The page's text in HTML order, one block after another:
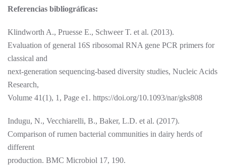
Referencias bibliográficas:
Klindworth A., Pruesse E., Schweer T. et al. (2013).
Evaluation of general 16S ribosomal RNA gene PCR primers for
classical and
next-generation sequencing-based diversity studies, Nucleic Acids
Research,
Volume 41(1), 1, Page e1. https://doi.org/10.1093/nar/gks808
Indugu, N., Vecchiarelli, B., Baker, L.D. et al. (2017).
Comparison of rumen bacterial communities in dairy herds of
different
production. BMC Microbiol 17, 190.